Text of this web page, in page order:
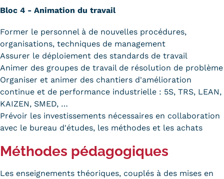
Bloc 4 - Animation du travail
Former le personnel à de nouvelles procédures,
organisations, techniques de management
Assurer le déploiement des standards de travail
Animer des groupes de travail de résolution de problème
Organiser et animer des chantiers d'amélioration
continue et de performance industrielle : 5S, TRS, LEAN,
KAIZEN, SMED, …
Prévoir les investissements nécessaires en collaboration
avec le bureau d'études, les méthodes et les achats
Méthodes pédagogiques
Les enseignements théoriques, couplés à des mises en